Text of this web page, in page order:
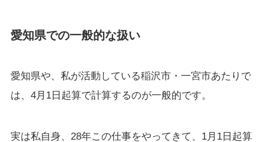
愛知県での一般的な扱い
愛知県や、私が活動している稲沢市・一宮市あたりで
は、4月1日起算で計算するのが一般的です。
実は私自身、28年この仕事をやってきて、1月1日起算